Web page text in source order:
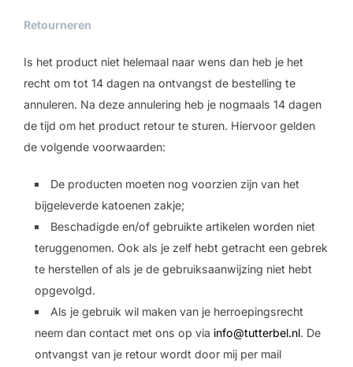
Retourneren
Is het product niet helemaal naar wens dan heb je het
recht om tot 14 dagen na ontvangst de bestelling te
annuleren. Na deze annulering heb je nogmaals 14 dagen
de tijd om het product retour te sturen. Hiervoor gelden
de volgende voorwaarden:
De producten moeten nog voorzien zijn van het
bijgeleverde katoenen zakje;
Beschadigde en/of gebruikte artikelen worden niet
teruggenomen. Ook als je zelf hebt getracht een gebrek
te herstellen of als je de gebruiksaanwijzing niet hebt
opgevolgd.
Als je gebruik wil maken van je herroepingsrecht
neem dan contact met ons op via info@tutterbel.nl. De
ontvangst van je retour wordt door mij per mail